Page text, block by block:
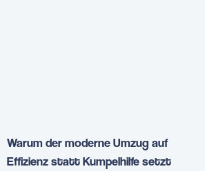
Warum der moderne Umzug auf
Effizienz statt Kumpelhilfe setzt